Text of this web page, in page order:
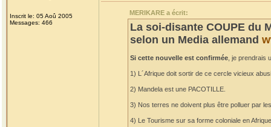
Inscrit le: 05 Aoû 2005
Messages: 466
MERIKARE a écrit:
La soi-disante COUPE du
selon un Media allemand
Si cette nouvelle est confirmée , je
1) L´Afrique doit sortir de ce cercle vicieux
2) Mandela est une PACOTILLE.
3) Nos terres ne doivent plus être polluer par
4) Le Tourisme sur sa forme coloniale en